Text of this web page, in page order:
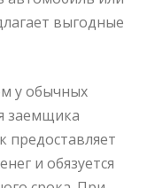
выгодные
у обычных
заемщика
предоставляет
и обязуется